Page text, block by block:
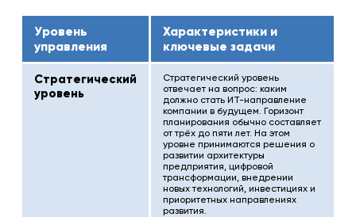
Уровень
управления
Характеристики и
ключевые задачи
Стратегический
уровень
Стратегический уровень
отвечает на вопрос: каким
должно стать ИТ-направление
компании в будущем. Горизонт
планирования обычно составляет
от трёх до пяти лет. На этом
уровне принимаются решения о
развитии архитектуры
предприятия, цифровой
трансформации, внедрении
новых технологий, инвестициях и
приоритетных направлениях
развития.